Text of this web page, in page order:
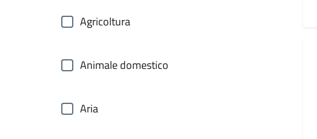
Agricoltura
Animale domestico
Aria